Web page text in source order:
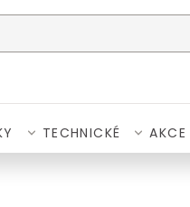
TECHNICKÉ AKCE